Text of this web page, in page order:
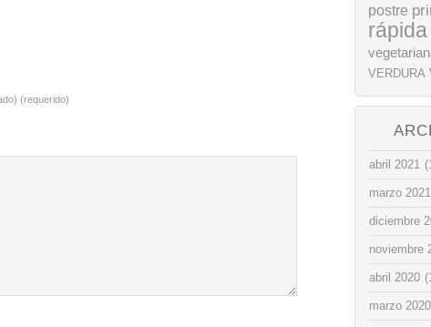
(requerido)
postre
rápida
VERDURA
abril 2021
marzo 2021
diciembre
noviembre
abril 2020
marzo 2020